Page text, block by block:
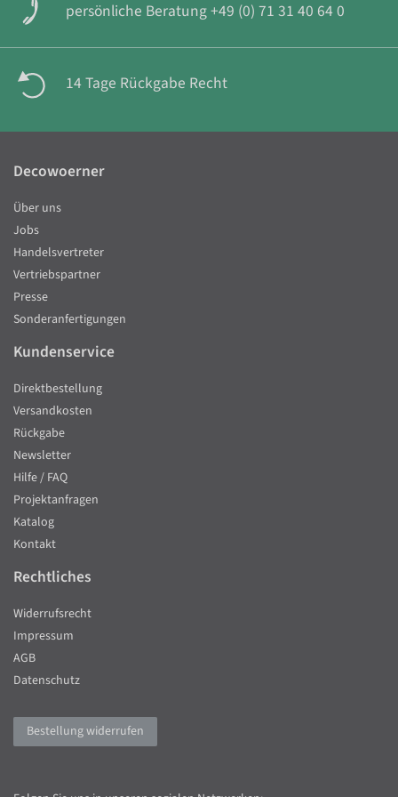
persönliche Beratung +49 (0) 71 31 40 64 0
14 Tage Rückgabe Recht
Decowoerner
Über uns
Jobs
Handelsvertreter
Vertriebspartner
Presse
Sonderanfertigungen
Kundenservice
Direktbestellung
Versandkosten
Rückgabe
Newsletter
Hilfe / FAQ
Projektanfragen
Katalog
Kontakt
Rechtliches
Widerrufsrecht
Impressum
AGB
Datenschutz
Bestellung widerrufen